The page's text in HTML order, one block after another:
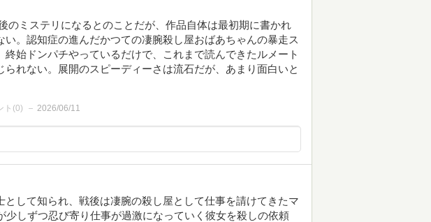
ステリになるとのことだが、作品自体は最初期に書かれ
い。認知症の進んだかつての凄腕殺し屋おばあちゃんの暴走ス
終始ドンパチやっているだけで、これまで読んできたルメート
られない。展開のスピーディーさは流石だが、あまり面白いと
ト(0) 2026/06/11
して知られ、戦後は凄腕の殺し屋として仕事を請けてきたマ
少しずつ忍び寄り仕事が過激になっていく彼女を殺しの依頼